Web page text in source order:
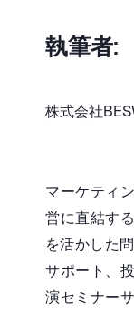
執筆者:
株式会社
マーケティ
営に直結す
を活かした
サポート、
演セミナー